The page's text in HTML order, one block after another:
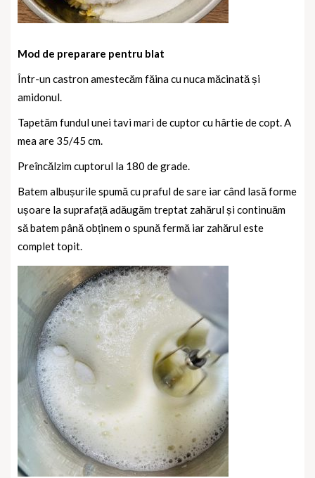
Mod de preparare pentru blat
Într-un castron amestecăm făina cu nuca măcinată și
amidonul.
Tapetăm fundul unei tavi mari de cuptor cu hârtie de copt. A
mea are 35/45 cm.
Preîncălzim cuptorul la 180 de grade.
Batem albușurile spumă cu praful de sare iar când lasă forme
ușoare la suprafață adăugăm treptat zahărul și continuăm
să batem până obținem o spună fermă iar zahărul este
complet topit.